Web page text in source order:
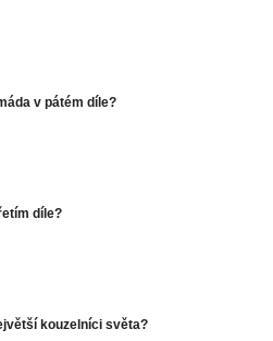
v pátém díle?
díle?
kouzelníci světa?